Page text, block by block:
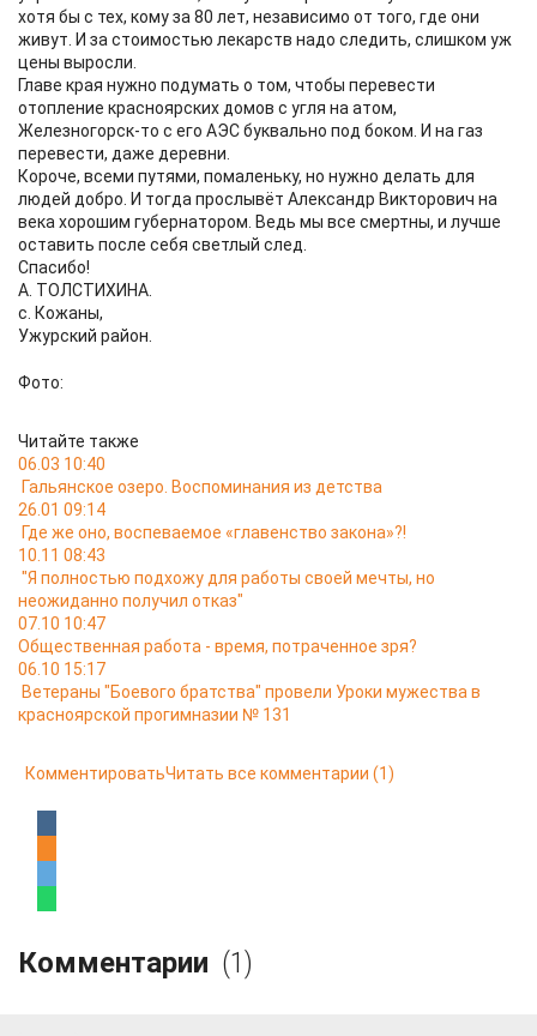
хотя бы с тех, кому за 80 лет, независимо от того, где они
живут. И за стоимостью лекарств надо следить, слишком уж
цены выросли.
Главе края нужно подумать о том, чтобы перевести
отопление красноярских домов с угля на атом,
Железногорск-то с его АЭС буквально под боком. И на газ
перевести, даже деревни.
Короче, всеми путями, помаленьку, но нужно делать для
людей добро. И тогда прослывёт Александр Викторович на
века хорошим губернатором. Ведь мы все смертны, и лучше
оставить после себя светлый след.
Спасибо!
А. ТОЛСТИХИНА.
с. Кожаны,
Ужурский район.
Фото:
Читайте также
06.03 10:40
Гальянское озеро. Воспоминания из детства
26.01 09:14
Где же оно, воспеваемое «главенство закона»?!
10.11 08:43
"Я полностью подхожу для работы своей мечты, но
неожиданно получил отказ"
07.10 10:47
Общественная работа - время, потраченное зря?
06.10 15:17
Ветераны "Боевого братства" провели Уроки мужества в
красноярской прогимназии № 131
КомментироватьЧитать все комментарии (1)
Комментарии (1)